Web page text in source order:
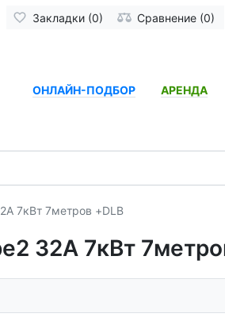
Закладки (0) Сравнение (0)
ОНЛАЙН-ПОДБОР АРЕНДА
7кВт 7метров +DLB
32A 7кВт